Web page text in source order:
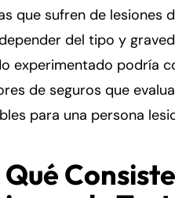
que sufren de lesiones
del tipo y
experimentado podría
de seguros que
para una persona
Qué